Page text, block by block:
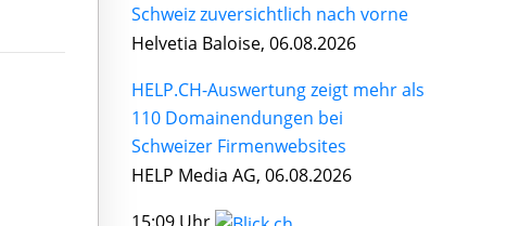
Schweiz zuversichtlich nach vorne
Helvetia Baloise, 06.08.2026
HELP.CH-Auswertung zeigt mehr als
110 Domainendungen bei
Schweizer Firmenwebsites
HELP Media AG, 06.08.2026